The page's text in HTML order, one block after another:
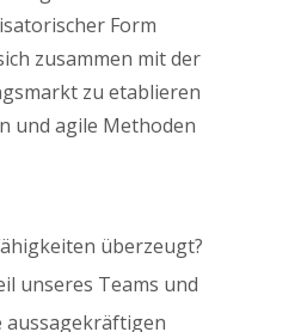
Form
zusammen mit der
zu etablieren
und agile Methoden
überzeugt?
unseres Teams und
aussagekräftigen